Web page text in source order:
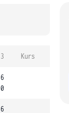
3 Kurs
6
0
6